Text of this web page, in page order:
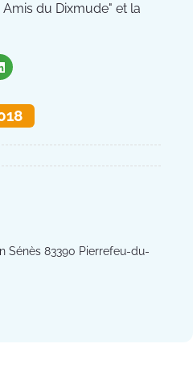
Amis du Dixmude" et la
Sénès 83390 Pierrefeu-du-